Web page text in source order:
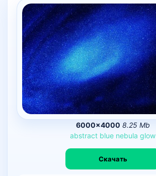
6000×4000 8.25 Mb
abstract blue nebula glow
Скачать